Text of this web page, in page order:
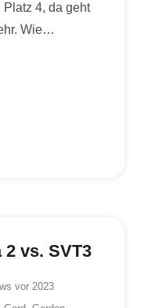
4, da geht
Wie…
vs. SVT3
vor 2023